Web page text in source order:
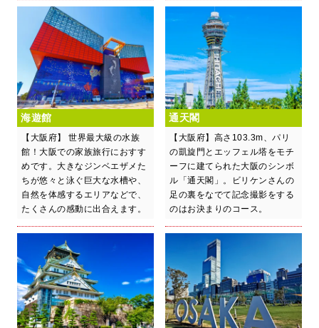
海遊館
【大阪府】 世界最大級の水族
館！大阪での家族旅行におすす
めです。大きなジンベエザメた
ちが悠々と泳ぐ巨大な水槽や、
自然を体感するエリアなどで、
たくさんの感動に出合えます。
通天閣
【大阪府】高さ103.3m、パリ
の凱旋門とエッフェル塔をモチ
ーフに建てられた大阪のシンボ
ル「通天閣」。ビリケンさんの
足の裏をなでて記念撮影をする
のはお決まりのコース。